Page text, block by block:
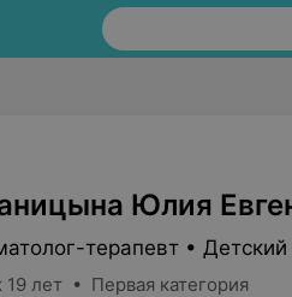
Юлия
терапевт • Детский
лет • Первая категория